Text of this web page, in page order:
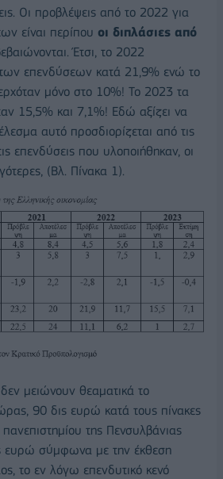
Οι προβλέψεις από το 2022 για
είναι περίπου οι διπλάσιες από
Έτσι, το 2022
επενδύσεων κατά 21,9% ενώ το
μόνο στο 10%! Το 2023 τα
15,5% και 7,1%! Εδώ αξίζει να
αυτό προσδιορίζεται από τις
επενδύσεις που υλοποιήθηκαν, οι
(Βλ. Πίνακα 1).
μειώνουν θεαματικά το
90 δις ευρώ κατά τους πίνακες
της Πενσυλβάνιας
ευρώ σύμφωνα με την έκθεση
το εν λόγω επενδυτικό κενό